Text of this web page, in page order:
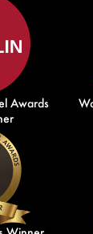
Awards